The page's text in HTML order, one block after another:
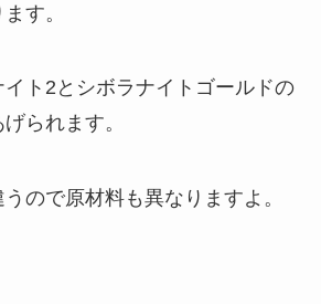
す。
ト2とシボラナイトゴールドの
られます。
ので原材料も異なりますよ。